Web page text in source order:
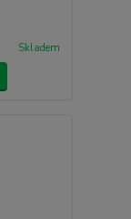
Skladem